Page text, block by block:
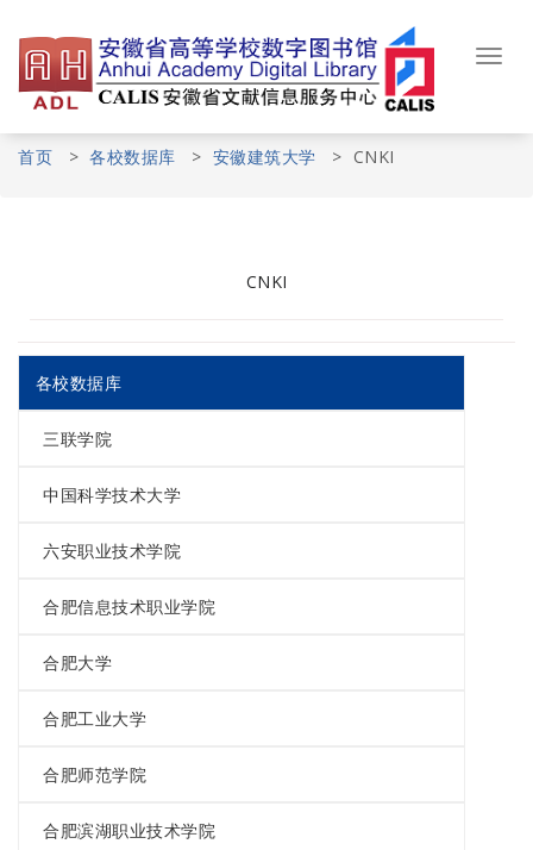
content
首页 > 各校数据库 > 安徽建筑大学 > CNKI
CNKI
各校数据库
三联学院
中国科学技术大学
六安职业技术学院
合肥信息技术职业学院
合肥大学
合肥工业大学
合肥师范学院
合肥滨湖职业技术学院